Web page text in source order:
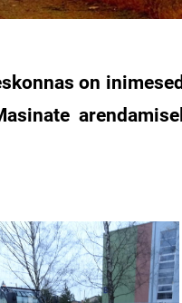
on inimesed
arendamisel